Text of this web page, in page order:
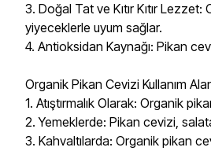
3. Doğal Tat ve Kıtır Kıtır Lezzet:
yiyeceklerle uyum sağlar.
4. Antioksidan Kaynağı: Pikan
Organik Pikan Cevizi Kullanım
1. Atıştırmalık Olarak: Organik
2. Yemeklerde: Pikan cevizi,
3. Kahvaltılarda: Organik pikan